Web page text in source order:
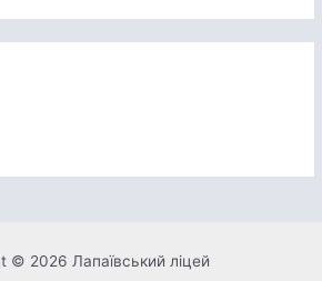
© 2026 Лапаївський ліцей